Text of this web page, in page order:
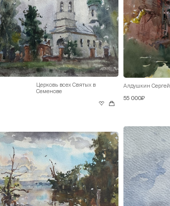
Церковь всех Святых в
Семенове
Алдушкин Сергей
55 000₽